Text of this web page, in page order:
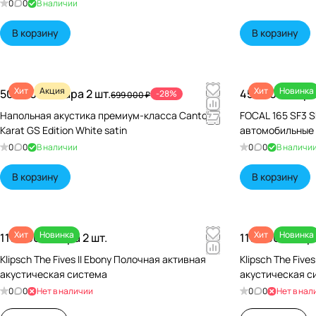
0 0 В наличии
В корзину В корзину
Хит Акция
500 000 ₽/Пара 2 шт.699 000 ₽ -28%
Напольная акустика премиум-класса Canton
Karat GS Edition White satin
0 0 В наличии
В корзину
Хит Новинка
45 640 ₽/
FOCAL 165 SF3
автомобильные
0 0 В наличии
В корзину
Хит Новинка
119 990 ₽/Пара 2 шт.
Klipsch The Fives II Ebony Полочная активная
акустическая система
0 0 Нет в наличии
Хит Новинка
119 990 ₽/
Klipsch The
акустическая
0 0 Нет в